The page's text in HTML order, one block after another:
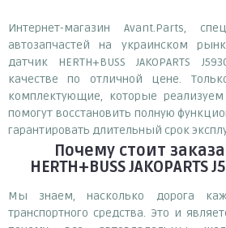
Интернет-магазин Avant.Parts,
автозапчастей на украинском
датчик HERTH+BUSS JAKOPARTS
качестве по отличной цене.
комплектующие, которые
помогут восстановить полную
гарантировать длительный срок
Почему стоит
HERTH+BUSS JAKOPARTS
Мы знаем, насколько дорога
транспортного средства. Это и